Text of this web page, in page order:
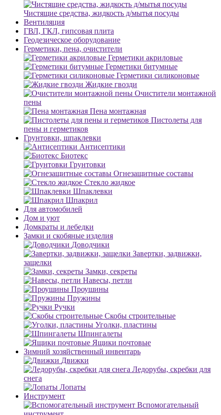
Чистящие средства, жидкость д/мытья посуды
Вентиляция
ГВЛ, ГКЛ, гипсовая плита
Геодезическое оборудование
Герметики, пена, очистители
Герметики акриловые
Герметики битумные
Герметики силиконовые
Жидкие гвозди
Очистители монтажной
пены
Пена монтажная
Пистолеты для
пены и герметиков
Грунтовки, шпаклевки
Антисептики
Биотекс
Грунтовки
Огнезащитные составы
Стекло жидкое
Шпаклевки
Шпакрил
Для автомобилей
Дом и уют
Домкраты и лебедки
Замки и скобяные изделия
Доводчики
Завертки, задвижки,
защелки
Замки, секреты
Навесы, петли
Проушины
Пружины
Ручки
Скобы строительные
Уголки, пластины
Шпингалеты
Ящики почтовые
Зимний хозяйственный инвентарь
Движки
Ледорубы, скребки для
снега
Лопаты
Инструмент
Вспомогательный